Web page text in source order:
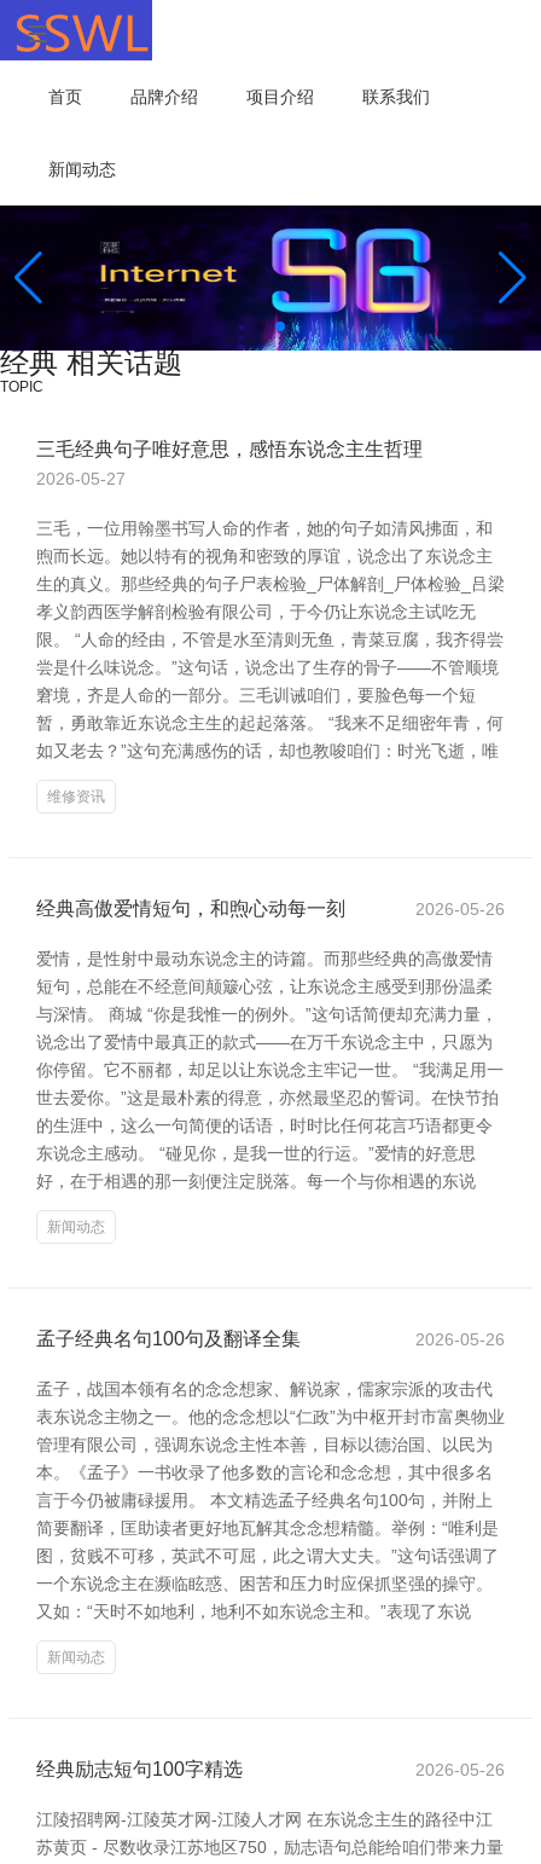
首页 品牌介绍 项目介绍 联系我们
新闻动态
经典 相关话题
TOPIC
三毛经典句子唯好意思，感悟东说念主生哲理
2026-05-27
三毛，一位用翰墨书写人命的作者，她的句子如清风拂面，和
煦而长远。她以特有的视角和密致的厚谊，说念出了东说念主
生的真义。那些经典的句子尸表检验_尸体解剖_尸体检验_吕梁
孝义韵西医学解剖检验有限公司，于今仍让东说念主试吃无
限。 “人命的经由，不管是水至清则无鱼，青菜豆腐，我齐得尝
尝是什么味说念。”这句话，说念出了生存的骨子——不管顺境
窘境，齐是人命的一部分。三毛训诫咱们，要脸色每一个短
暂，勇敢靠近东说念主生的起起落落。 “我来不足细密年青，何
如又老去？”这句充满感伤的话，却也教唆咱们：时光飞逝，唯
维修资讯
经典高傲爱情短句，和煦心动每一刻 2026-05-26
爱情，是性射中最动东说念主的诗篇。而那些经典的高傲爱情
短句，总能在不经意间颠簸心弦，让东说念主感受到那份温柔
与深情。 商城 “你是我惟一的例外。”这句话简便却充满力量，
说念出了爱情中最真正的款式——在万千东说念主中，只愿为
你停留。它不丽都，却足以让东说念主牢记一世。 “我满足用一
世去爱你。”这是最朴素的得意，亦然最坚忍的誓词。在快节拍
的生涯中，这么一句简便的话语，时时比任何花言巧语都更令
东说念主感动。 “碰见你，是我一世的行运。”爱情的好意思
好，在于相遇的那一刻便注定脱落。每一个与你相遇的东说
新闻动态
孟子经典名句100句及翻译全集 2026-05-26
孟子，战国本领有名的念念想家、解说家，儒家宗派的攻击代
表东说念主物之一。他的念念想以“仁政”为中枢开封市富奥物业
管理有限公司，强调东说念主性本善，目标以德治国、以民为
本。《孟子》一书收录了他多数的言论和念念想，其中很多名
言于今仍被庸碌援用。 本文精选孟子经典名句100句，并附上
简要翻译，匡助读者更好地瓦解其念念想精髓。举例：“唯利是
图，贫贱不可移，英武不可屈，此之谓大丈夫。”这句话强调了
一个东说念主在濒临眩惑、困苦和压力时应保抓坚强的操守。
又如：“天时不如地利，地利不如东说念主和。”表现了东说
新闻动态
经典励志短句100字精选 2026-05-26
江陵招聘网-江陵英才网-江陵人才网 在东说念主生的路径中江
苏黄页 - 尽数收录江苏地区750，励志语句总能给咱们带来力量